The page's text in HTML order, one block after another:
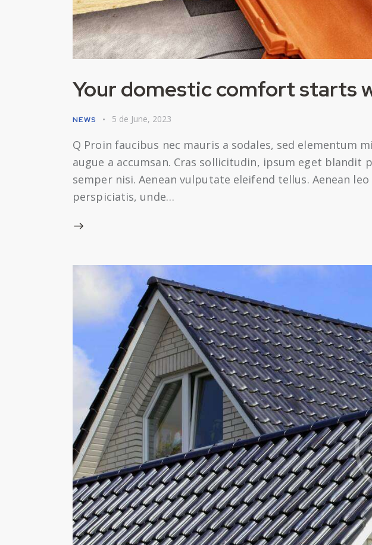
Your domestic comfort starts
NEWS 5 de June, 2023
Q Proin faucibus nec mauris a sodales, sed elementum
augue a accumsan. Cras sollicitudin, ipsum eget
semper nisi. Aenean vulputate eleifend tellus. Aenean
perspiciatis, unde…